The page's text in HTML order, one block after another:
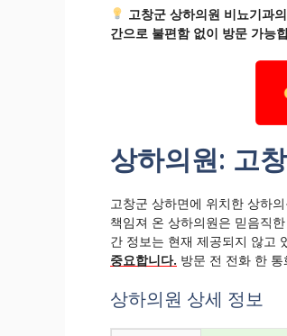
고창군 상하의원 비뇨기과
간으로 불편함 없이 방문 가능
상하의원: 고
고창군 상하면에 위치한 상하
책임져 온 상하의원은 믿음직
간 정보는 현재 제공되지 않고
중요합니다. 방문 전 전화 한
상하의원 상세 정보